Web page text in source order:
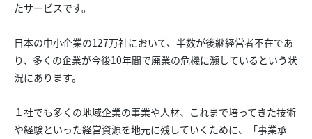
たサービスです。
日本の中小企業の127万社において、半数が後継経営者不在であ
り、多くの企業が今後10年間で廃業の危機に瀕しているという状
況にあります。
１社でも多くの地域企業の事業や人材、これまで培ってきた技術
や経験といった経営資源を地元に残していくために、「事業承